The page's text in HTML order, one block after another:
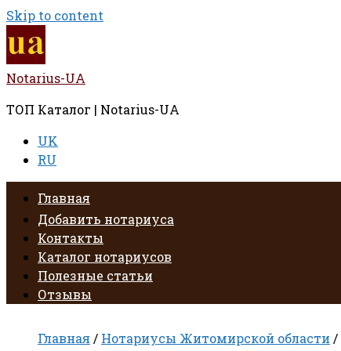
Skip to content
Notarius-UA
ТОП Каталог | Notarius-UA
UK
RU
Главная
Добавить нотариуса
Контакты
Каталог нотариусов
Полезные статьи
Отзывы
Главная / Нотариусы Житомирской области /